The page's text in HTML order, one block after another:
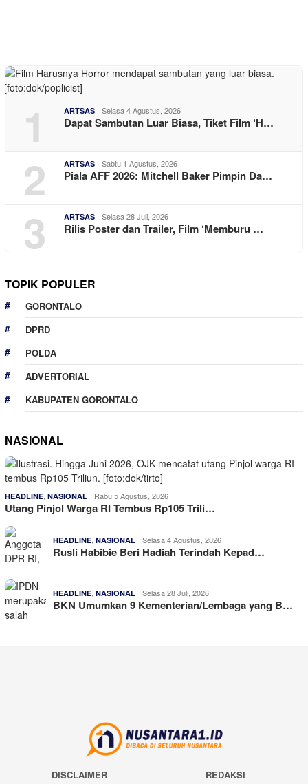
1 ARTSAS Selasa 4 Agustus, 2026
Dapat Sambutan Luar Biasa, Tiket Film ‘H…
2 ARTSAS Sabtu 1 Agustus, 2026
Piala AFF 2026: Mitchell Baker Pimpin Da…
3 ARTSAS Selasa 28 Juli, 2026
Rilis Poster dan Trailer, Film ‘Memburu …
TOPIK POPULER
GORONTALO
DPRD
POLDA
ADVERTORIAL
KABUPATEN GORONTALO
NASIONAL
HEADLINE, NASIONAL Rabu 5 Agustus, 2026
Utang Pinjol Warga RI Tembus Rp105 Trili…
HEADLINE, NASIONAL Selasa 4 Agustus, 2026
Rusli Habibie Beri Hadiah Terindah Kepad…
HEADLINE, NASIONAL Selasa 28 Juli, 2026
BKN Umumkan 9 Kementerian/Lembaga yang B…
DISCLAIMER REDAKSI